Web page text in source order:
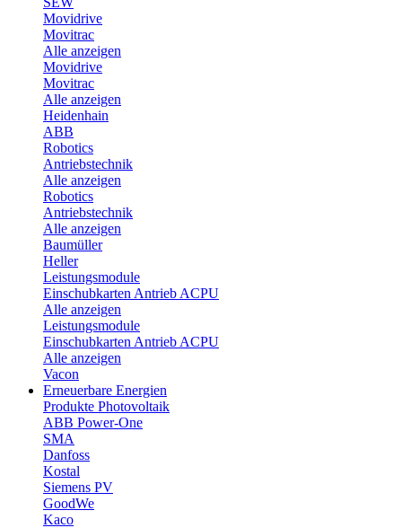
Movidrive
Movitrac
Alle anzeigen
Movidrive
Movitrac
Alle anzeigen
Heidenhain
ABB
Robotics
Antriebstechnik
Alle anzeigen
Robotics
Antriebstechnik
Alle anzeigen
Baumüller
Heller
Leistungsmodule
Einschubkarten Antrieb ACPU
Alle anzeigen
Leistungsmodule
Einschubkarten Antrieb ACPU
Alle anzeigen
Vacon
Erneuerbare Energien
Produkte Photovoltaik
ABB Power-One
SMA
Danfoss
Kostal
Siemens PV
GoodWe
Kaco